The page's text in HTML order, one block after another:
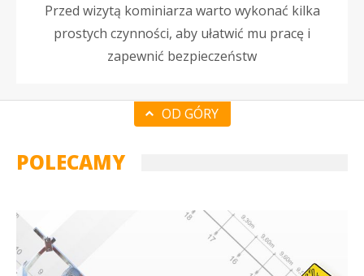
Przed wizytą kominiarza warto wykonać kilka
prostych czynności, aby ułatwić mu pracę i
zapewnić bezpieczeństw
OD GÓRY
POLECAMY